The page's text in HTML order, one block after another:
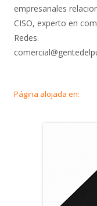
empresariales
CISO, experto en
Redes.
Página alojada en: